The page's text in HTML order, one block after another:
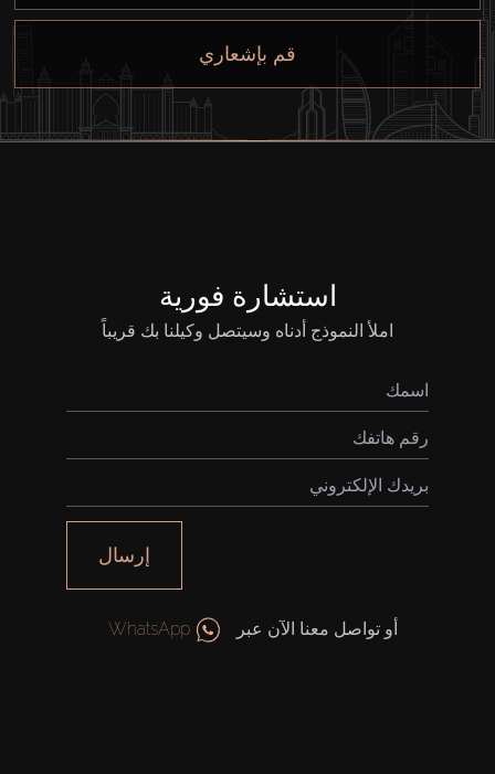
قيد الإنشاء
قم بإشعاري
استشارة فورية
املأ النموذج أدناه وسيتصل وكيلنا بك قريباً
إرسال
أو تواصل معنا الآن عبر WhatsApp